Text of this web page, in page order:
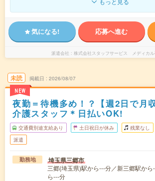
気になる! 応募へ進む
派遣会社 株式会社スタッフサービス メディカル
未読
NEW
掲載日 2026/08/07
夜勤＝待機多め！？【週2日で月
介護スタッフ＊日払いOK!
交通費別途支給あり 土日祝日が休み 残業なし
派遣
勤務地 埼玉県三郷市
三郷(埼玉県)駅から---分／新三郷駅か
ら---分